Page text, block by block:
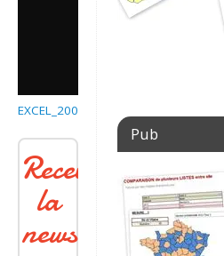
Recevoir
la
newsletter
Pub